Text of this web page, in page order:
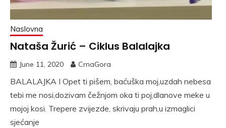
Naslovna
Nataša Žurić – Ciklus Balalajka
June 11, 2020 CrnaGora
BALALAJKA I Opet ti pišem, baćuška moj,uzdah nebesa
tebi me nosi,dozivam čežnjom oka ti poj,dlanove meke u
mojoj kosi. Trepere zvijezde, skrivaju prah,u izmaglici
sjećanje